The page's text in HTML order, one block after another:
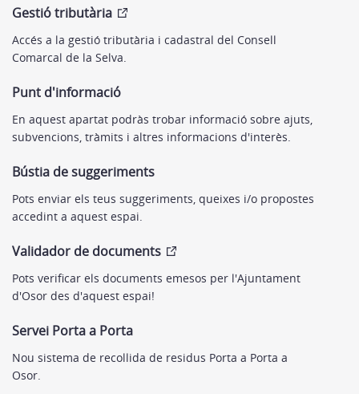
Gestió tributària
Accés a la gestió tributària i cadastral del Consell
Comarcal de la Selva.
Punt d'informació
En aquest apartat podràs trobar informació sobre ajuts,
subvencions, tràmits i altres informacions d'interès.
Bústia de suggeriments
Pots enviar els teus suggeriments, queixes i/o propostes
accedint a aquest espai.
Validador de documents
Pots verificar els documents emesos per l'Ajuntament
d'Osor des d'aquest espai!
Servei Porta a Porta
Nou sistema de recollida de residus Porta a Porta a
Osor.